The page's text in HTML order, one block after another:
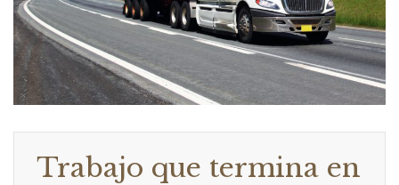
Trabajo que termina en